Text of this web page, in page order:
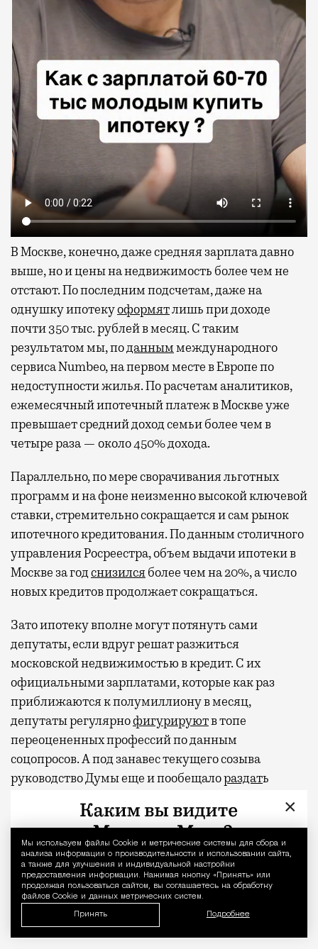
Уведомление
Мы используем файлы Сookie и метрические системы для сбора и
анализа информации о производительности и использовании сайта,
а также для улучшения и индивидуальной настройки
предоставления информации. Нажимая кнопку «Принять» или
продолжая пользоваться сайтом, вы соглашаетесь на обработку
файлов Cookie и данных метрических систем.
Принять Подробнее
В Москве, конечно, даже средняя зарплата давно
выше, но и цены на недвижимость более чем не
отстают. По последним подсчетам, даже на
однушку ипотекуоформятлишь при доходе
почти 350 тыс. рублей в месяц. С таким
результатом мы, поданныммеждународного
сервиса Numbeo, на первом месте в Европе по
недоступности жилья. По расчетам аналитиков,
ежемесячный ипотечный платеж в Москве уже
превышает средний доход семьи более чем в
четыре раза — около 450% дохода.
Параллельно, по мере сворачивания льготных
программ и на фоне неизменно высокой ключевой
ставки, стремительно сокращается и сам рынок
ипотечного кредитования. По данным столичного
управления Росреестра, объем выдачи ипотеки в
Москве за годснизилсяболее чем на 20%, а число
новых кредитов продолжает сокращаться.
Зато ипотеку вполне могут потянуть сами
депутаты, если вдруг решат разжиться
московской недвижимостью в кредит. С их
официальными зарплатами, которые как раз
приближаются к полумиллиону в месяц,
депутаты регулярнофигурируютв топе
переоцененных профессий по данным
соцопросов. А под занавес текущего созыва
руководство Думы еще и пообещалораздать
бюджете нижней палаты) в виде премий.
Фото и видео: @amiran696969
Видео с репликой из интервью народного
Владислав Даванков
×